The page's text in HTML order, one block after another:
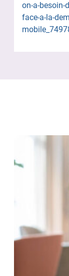
on-a-besoin-
face-a-la-